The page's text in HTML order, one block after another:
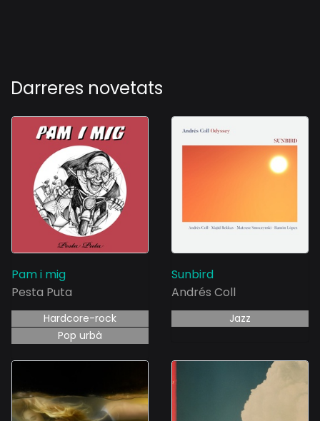
Darreres novetats
Pam i mig
Pesta Puta
Hardcore-rock
Pop urbà
Sunbird
Andrés Coll
Jazz